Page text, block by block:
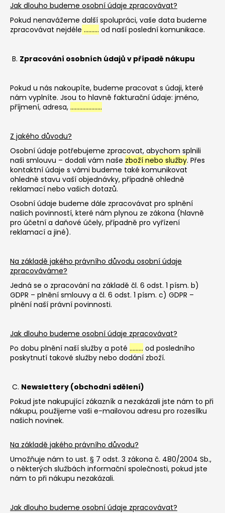
Jak dlouho budeme osobní údaje zpracovávat?
Pokud nenavážeme další spolupráci, vaše data budeme
zpracovávat nejdéle ………. od naší poslední komunikace.
B. Zpracování osobních údajů v případě nákupu
Pokud u nás nakoupíte, budeme pracovat s údaji, které
nám vyplníte. Jsou to hlavně fakturační údaje: jméno,
příjmení, adresa, ………………...
Z jakého důvodu?
Osobní údaje potřebujeme zpracovat, abychom splnili
naši smlouvu – dodali vám naše zboží nebo služby. Přes
kontaktní údaje s vámi budeme také komunikovat
ohledně stavu vaší objednávky, případně ohledně
reklamací nebo vašich dotazů.
Osobní údaje budeme dále zpracovávat pro splnění
našich povinností, které nám plynou ze zákona (hlavně
pro účetní a daňové účely, případně pro vyřízení
reklamací a jiné).
Na základě jakého právního důvodu osobní údaje
zpracováváme?
Jedná se o zpracování na základě čl. 6 odst. 1 písm. b)
GDPR – plnění smlouvy a čl. 6 odst. 1 písm. c) GDPR –
plnění naší právní povinnosti.
Jak dlouho budeme osobní údaje zpracovávat?
Po dobu plnění naší služby a poté ……… od posledního
poskytnutí takové služby nebo dodání zboží.
C. Newslettery (obchodní sdělení)
Pokud jste nakupující zákazník a nezakázali jste nám to při
nákupu, použijeme vaši e-mailovou adresu pro rozesílku
našich novinek.
Na základě jakého právního důvodu?
Umožňuje nám to ust. § 7 odst. 3 zákona č. 480/2004 Sb.,
o některých službách informační společnosti, pokud jste
nám to při nákupu nezakázali.
Jak dlouho budeme osobní údaje zpracovávat?